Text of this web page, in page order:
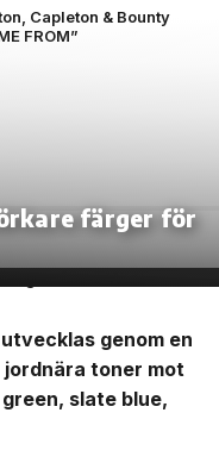
Capleton & Bounty
FROM”
färger för
genom en
toner mot
slate blue,